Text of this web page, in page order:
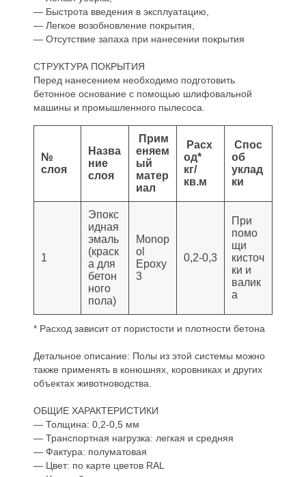
— Быстрота введения в эксплуатацию,
— Легкое возобновление покрытия,
— Отсутствие запаха при нанесении покрытия
СТРУКТУРА ПОКРЫТИЯ
Перед нанесением необходимо подготовить
бетонное основание с помощью шлифовальной
машины и промышленного пылесоса.
№
слоя
Назва
ние
слоя
Прим
еняем
ый
матер
иал
Расх
од*
кг/
кв.м
Спос
об
уклад
ки
1
Эпокс
идная
эмаль
(краск
а для
бетон
ного
пола)
Monop
ol
Epoxy
3
0,2-0,3
При
помо
щи
кисточ
ки и
валик
а
* Расход зависит от пористости и плотности бетона
Детальное описание: Полы из этой системы можно
также применять в конюшнях, коровниках и других
объектах животноводства.
ОБЩИЕ ХАРАКТЕРИСТИКИ
— Толщина: 0,2-0,5 мм
— Транспортная нагрузка: легкая и средняя
— Фактура: полуматовая
— Цвет: по карте цветов RAL